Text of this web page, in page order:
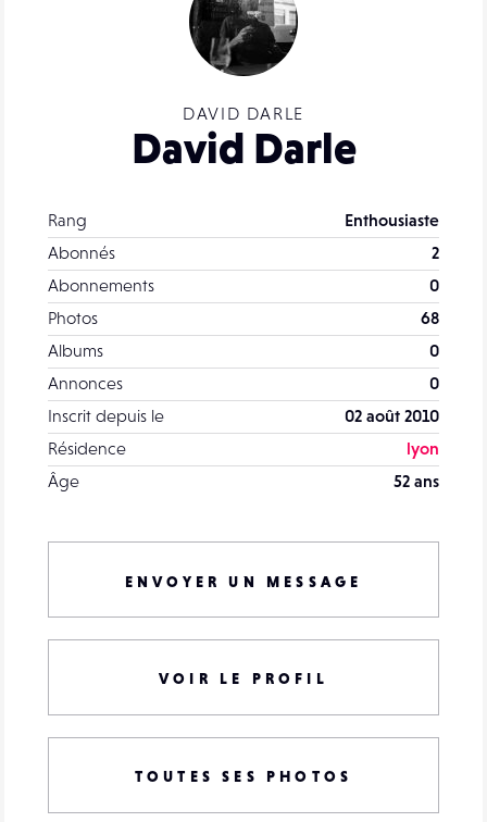
DAVID DARLE
David Darle
Rang
Enthousiaste
Abonnés
2
Abonnements
0
Photos
68
Albums
0
Annonces
0
Inscrit depuis le
02 août 2010
Résidence
lyon
Âge
52 ans
ENVOYER UN MESSAGE
VOIR LE PROFIL
TOUTES SES PHOTOS